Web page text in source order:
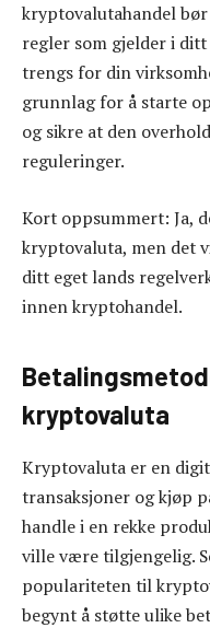
kryptovalutahandel
regler som gjelder i
trengs for din
grunnlag for å starte
og sikre at den
reguleringer.
Kort oppsummert: Ja,
kryptovaluta, men det
ditt eget lands
innen kryptohandel.
kryptovaluta
Kryptovaluta er en
transaksjoner og kjøp
handle i en rekke
ville være tilgjengelig.
populariteten til
begynt å støtte ulike